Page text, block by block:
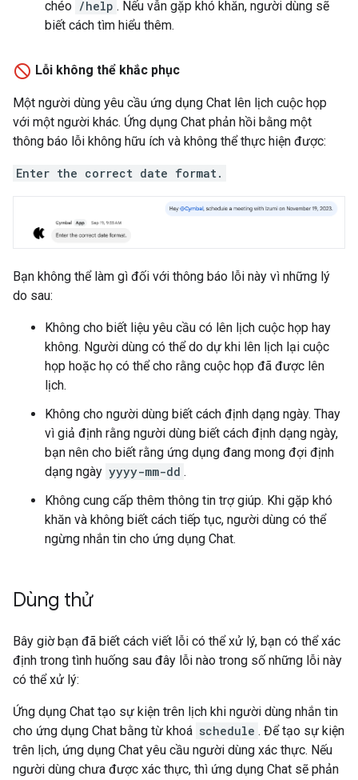
chéo /help . Nếu vẫn gặp khó khăn, người dùng sẽ
biết cách tìm hiểu thêm.
Lỗi không thể khắc phục
Một người dùng yêu cầu ứng dụng Chat lên lịch cuộc họp
với một người khác. Ứng dụng Chat phản hồi bằng một
thông báo lỗi không hữu ích và không thể thực hiện được:
Enter the correct date format.
Bạn không thể làm gì đối với thông báo lỗi này vì những lý
do sau:
Không cho biết liệu yêu cầu có lên lịch cuộc họp hay
không. Người dùng có thể do dự khi lên lịch lại cuộc
họp hoặc họ có thể cho rằng cuộc họp đã được lên
lịch.
Không cho người dùng biết cách định dạng ngày. Thay
vì giả định rằng người dùng biết cách định dạng ngày,
bạn nên cho biết rằng ứng dụng đang mong đợi định
dạng ngày yyyy-mm-dd .
Không cung cấp thêm thông tin trợ giúp. Khi gặp khó
khăn và không biết cách tiếp tục, người dùng có thể
ngừng nhắn tin cho ứng dụng Chat.
Dùng thử
Bây giờ bạn đã biết cách viết lỗi có thể xử lý, bạn có thể xác
định trong tình huống sau đây lỗi nào trong số những lỗi này
có thể xử lý:
Ứng dụng Chat tạo sự kiện trên lịch khi người dùng nhắn tin
cho ứng dụng Chat bằng từ khoá schedule . Để tạo sự kiện
trên lịch, ứng dụng Chat yêu cầu người dùng xác thực. Nếu
người dùng chưa được xác thực, thì ứng dụng Chat sẽ phản